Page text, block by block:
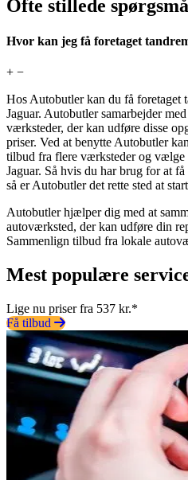
Ofte stillede
Hvor kan jeg få foretaget
+ −
Hos Autobutler kan du få foretaget
Jaguar. Autobutler samarbejder
værksteder, der kan udføre disse
priser. Ved at benytte Autobutler
tilbud fra flere værksteder og vælge
Jaguar. Så hvis du har brug for at
så er Autobutler det rette sted at
Autobutler hjælper dig med at
autoværksted, der kan udføre din
Sammenlign tilbud fra lokale
Mest populære
Lige nu priser fra 537 kr.*
Få tilbud